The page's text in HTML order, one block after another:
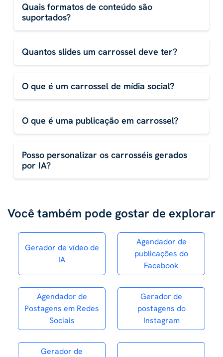
Quais formatos de conteúdo são
suportados?
Quantos slides um carrossel deve ter?
O que é um carrossel de mídia social?
O que é uma publicação em carrossel?
Posso personalizar os carrosséis gerados
por IA?
Você também pode gostar de explorar
Gerador de vídeo de
IA
Agendador de
publicações do
Facebook
Agendador de
Postagens em Redes
Sociais
Gerador de
postagens do
Instagram
Gerador de